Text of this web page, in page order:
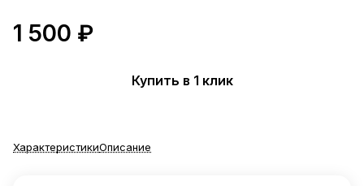
1 500 ₽
Купить в 1 клик
ХарактеристикиОписание